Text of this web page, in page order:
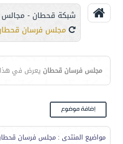
شبكة قحطان - مجالس
مجلس فرسان
مجلس فرسان قحطان يعرض في
مواضيع المنتدى : مجلس فرسان